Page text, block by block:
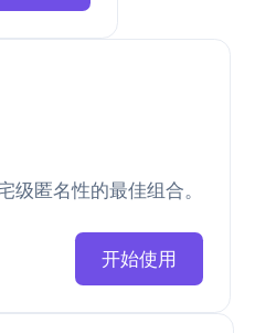
级匿名性的最佳组合。
开始使用